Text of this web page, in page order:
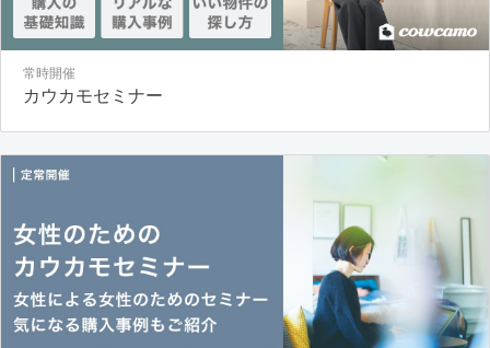
常時開催
カウカモセミナー